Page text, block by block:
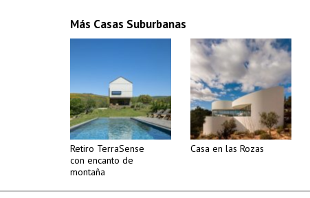
Más Casas Suburbanas
Retiro TerraSense
con encanto de
montaña
Casa en las Rozas